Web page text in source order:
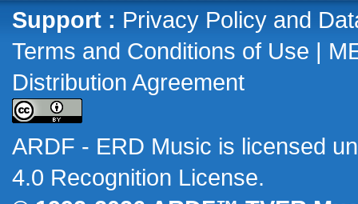
Support : Privacy Policy and
Terms and Conditions of Use
Distribution Agreement
ARDF - ERD Music is licensed
4.0 Recognition License.